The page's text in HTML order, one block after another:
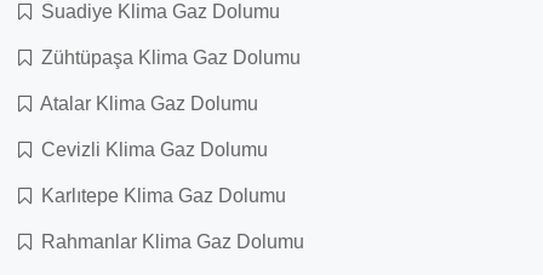
Suadiye Klima Gaz Dolumu
Zühtüpaşa Klima Gaz Dolumu
Atalar Klima Gaz Dolumu
Cevizli Klima Gaz Dolumu
Karlıtepe Klima Gaz Dolumu
Rahmanlar Klima Gaz Dolumu